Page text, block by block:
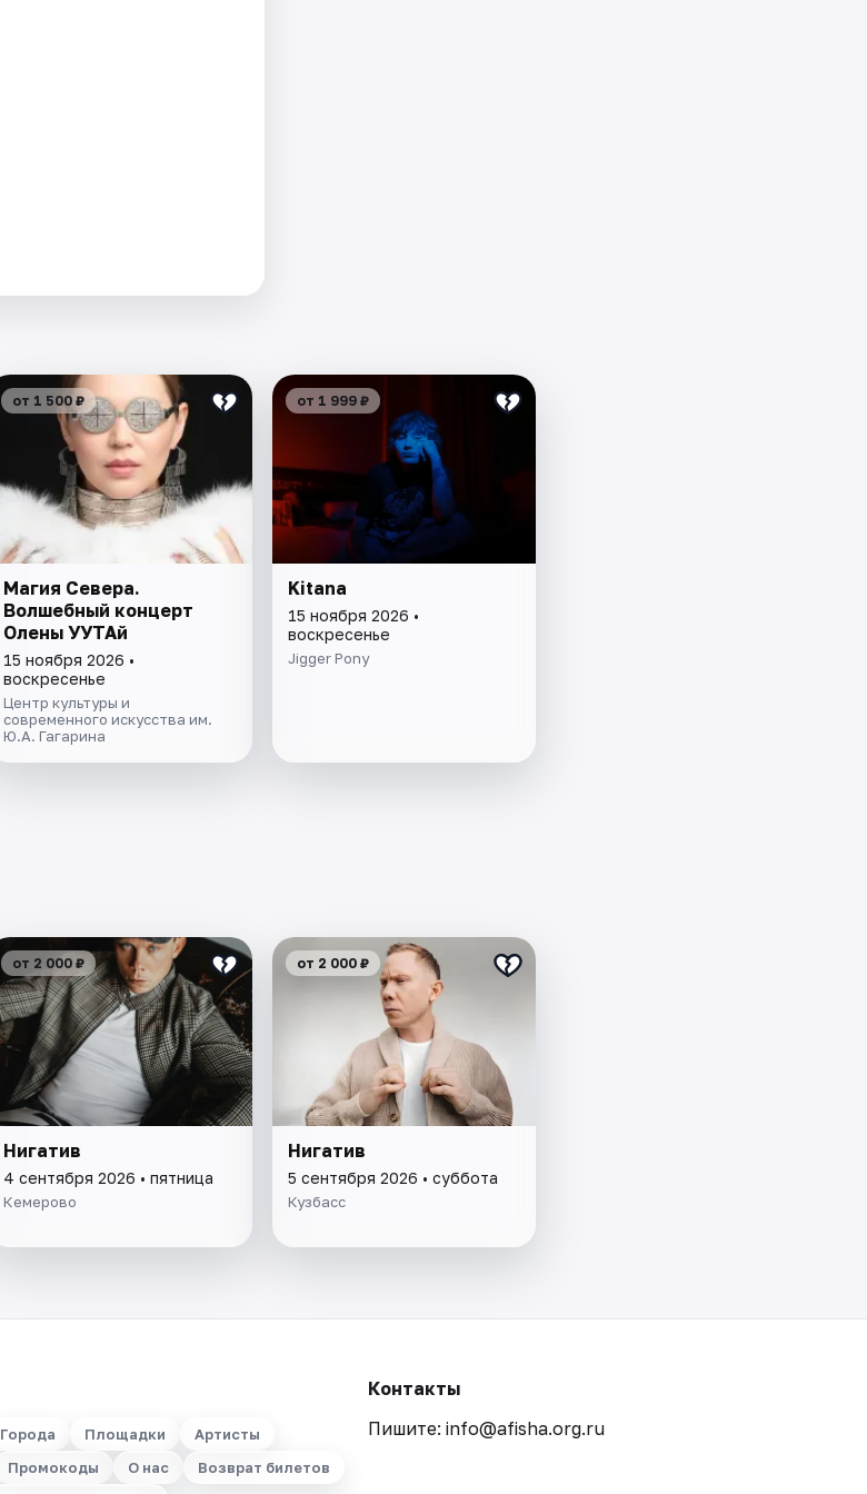
от 1 500 ₽
Магия Севера.
Волшебный концерт
Олены УУТАй
15 ноября 2026 •
воскресенье
Центр культуры и
современного искусства им.
Ю.А. Гагарина
от 1 999 ₽
Kitana
15 ноября 2026 •
воскресенье
Jigger Pony
от 2 000 ₽
Нигатив
4 сентября 2026 • пятница
Кемерово
от 2 000 ₽
Нигатив
5 сентября 2026 • суббота
Кузбасс
Города Площадки
Артисты
Промокоды О нас
Возврат билетов
Контакты
Пишите: info@afisha.org.ru